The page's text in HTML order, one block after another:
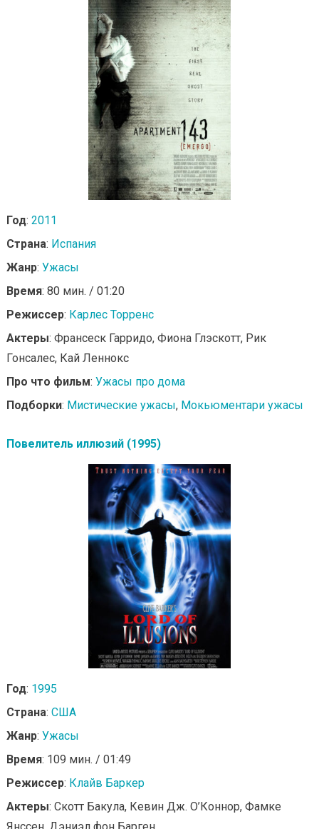
Год: 2011
Страна: Испания
Жанр: Ужасы
Время: 80 мин. / 01:20
Режиссер: Карлес Торренс
Актеры: Франсеск Гарридо, Фиона Глэскотт, Рик
Гонсалес, Кай Леннокс
Про что фильм: Ужасы про дома
Подборки: Мистические ужасы, Мокьюментари ужасы
Повелитель иллюзий (1995)
Год: 1995
Страна: США
Жанр: Ужасы
Время: 109 мин. / 01:49
Режиссер: Клайв Баркер
Актеры: Скотт Бакула, Кевин Дж. О’Коннор, Фамке